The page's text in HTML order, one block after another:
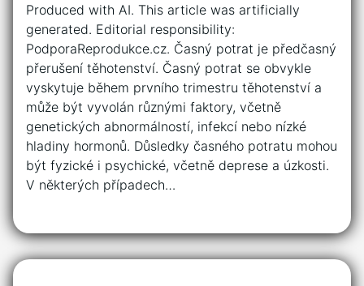
Produced with AI. This article was artificially
generated. Editorial responsibility:
PodporaReprodukce.cz. Časný potrat je předčasný
přerušení těhotenství. Časný potrat se obvykle
vyskytuje během prvního trimestru těhotenství a
může být vyvolán různými faktory, včetně
genetických abnormálností, infekcí nebo nízké
hladiny hormonů. Důsledky časného potratu mohou
být fyzické i psychické, včetně deprese a úzkosti.
V některých případech…